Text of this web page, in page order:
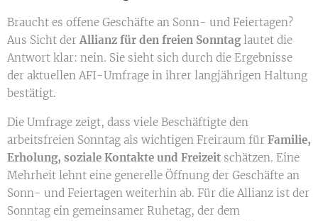
Braucht es offene Geschäfte an Sonn- und Feiertagen?
Aus Sicht derAllianz für den freien Sonntaglautet die
Antwort klar: nein. Sie sieht sich durch die Ergebnisse
der aktuellen AFI-Umfrage in ihrer langjährigen Haltung
bestätigt.
Die Umfrage zeigt, dass viele Beschäftigte den
arbeitsfreien Sonntag als wichtigen Freiraum für Familie,
Erholung, soziale Kontakte und Freizeit schätzen. Eine
Mehrheit lehnt eine generelle Öffnung der Geschäfte an
Sonn- und Feiertagen weiterhin ab. Für die Allianz ist der
Sonntag ein gemeinsamer Ruhetag, der dem